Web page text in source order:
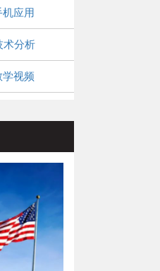
机应用
术分析
学视频